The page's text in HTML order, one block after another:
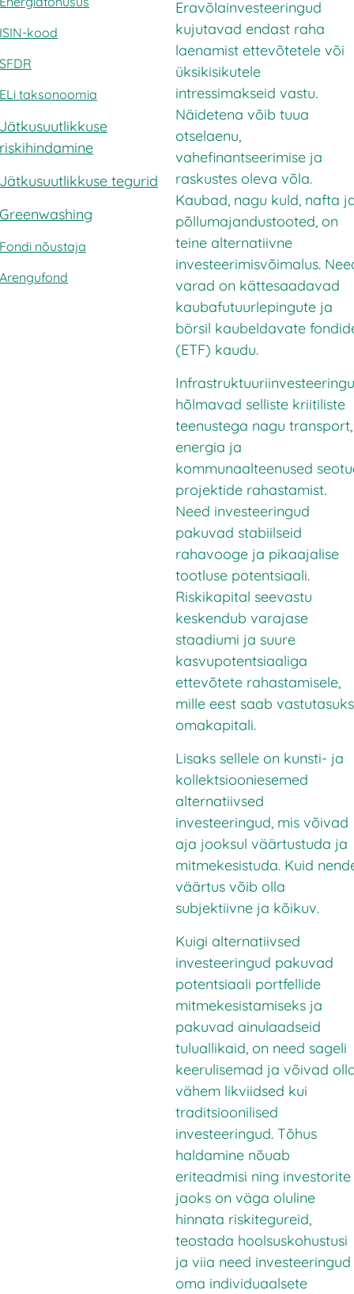
ISIN-kood
SFDR
ELi taksonoomia
Jätkusuutlikkuse
riskihindamine
Jätkusuutlikkuse tegurid
Greenwashing
Fondi nõustaja
Arengufond
Eravõlainvesteeringud
kujutavad endast raha
laenamist ettevõtetele või
üksikisikutele
intressimakseid vastu.
Näidetena võib tuua
otselaenu,
vahefinantseerimise ja
raskustes oleva võla.
Kaubad, nagu kuld, nafta
põllumajandustooted, on
teine alternatiivne
investeerimisvõimalus.
varad on kättesaadavad
kaubafutuurlepingute ja
börsil kaubeldavate
(ETF) kaudu.
hõlmavad selliste kriitiliste
teenustega nagu transport,
energia ja
kommunaalteenused
projektide rahastamist.
Need investeeringud
pakuvad stabiilseid
rahavooge ja pikaajalise
tootluse potentsiaali.
Riskikapital seevastu
keskendub varajase
staadiumi ja suure
kasvupotentsiaaliga
ettevõtete rahastamisele,
mille eest saab vastutasuks
omakapitali.
Lisaks sellele on kunsti- ja
kollektsiooniesemed
alternatiivsed
investeeringud, mis võivad
aja jooksul väärtustuda ja
mitmekesistuda. Kuid
väärtus võib olla
subjektiivne ja kõikuv.
Kuigi alternatiivsed
investeeringud pakuvad
potentsiaali portfellide
mitmekesistamiseks ja
pakuvad ainulaadseid
tuluallikaid, on need sageli
keerulisemad ja võivad
vähem likviidsed kui
traditsioonilised
investeeringud. Tõhus
haldamine nõuab
eriteadmisi ning investorite
jaoks on väga oluline
hinnata riskitegureid,
teostada hoolsuskohustusi
ja viia need investeeringud
oma individuaalsete